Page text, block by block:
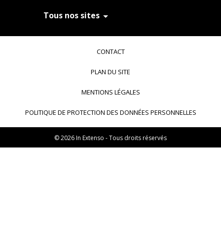
Tous nos sites
In Extenso Tourisme, Culture & Hôtellerie
Transaxio Hôtel, partenaire In Extenso
fulll, logiciel expert-comptable
CONTACT
PLAN DU SITE
MENTIONS LÉGALES
POLITIQUE DE PROTECTION DES DONNÉES PERSONNELLES
© 2026 In Extenso - Tous droits réservés